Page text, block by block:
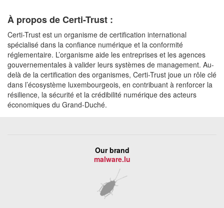
À propos de Certi-Trust :
Certi-Trust est un organisme de certification international
spécialisé dans la confiance numérique et la conformité
réglementaire. L’organisme aide les entreprises et les agences
gouvernementales à valider leurs systèmes de management. Au-
delà de la certification des organismes, Certi-Trust joue un rôle clé
dans l’écosystème luxembourgeois, en contribuant à renforcer la
résilience, la sécurité et la crédibilité numérique des acteurs
économiques du Grand-Duché.
Our brand
malware.lu